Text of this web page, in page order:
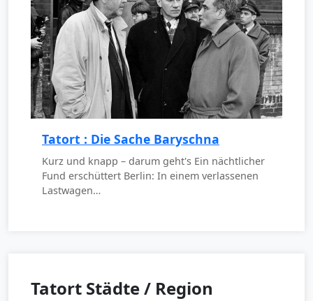
Tatort : Die Sache Baryschna
Kurz und knapp – darum geht's Ein nächtlicher
Fund erschüttert Berlin: In einem verlassenen
Lastwagen…
Tatort Städte / Region